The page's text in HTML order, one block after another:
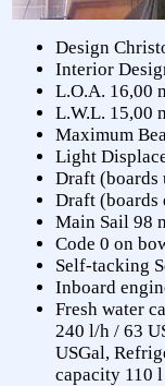
Design
Interior
L.O.A. 16,00
L.W.L. 15,00
Maximum
Light
Draft (boards
Draft (boards
Main Sail 98
Code 0 on
Self-tacking
Inboard
Fresh water
240 l/h / 63
USGal,
capacity 110